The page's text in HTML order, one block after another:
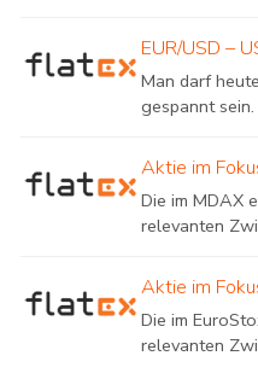
EUR/USD –
Man darf
gespannt
Aktie im
Die im MDAX
relevanten
Aktie im
Die im
relevanten